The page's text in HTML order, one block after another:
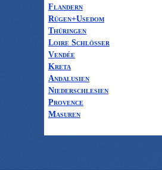
Flandern
Rügen+Usedom
Thüringen
Loire Schlösser
Vendée
Kreta
Andalusien
Niederschlesien
Provence
Masuren